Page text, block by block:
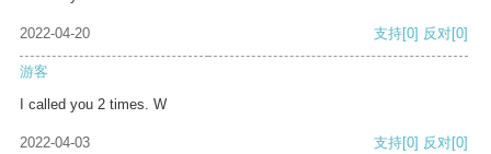
2022-04-20 支持[0] 反对[0]
游客
I called you 2 times. W
2022-04-03 支持[0] 反对[0]